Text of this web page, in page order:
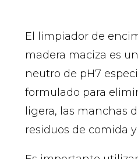
El limpiador de
madera maciza es
neutro de pH7
formulado para
ligera, las manchas
residuos de comida